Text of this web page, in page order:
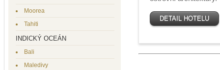
Moorea
Tahiti
INDICKÝ OCEÁN
Bali
Maledivy
DETAIL HOTELU